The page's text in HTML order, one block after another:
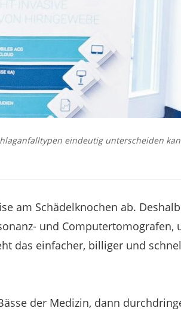
eindeutig unterscheiden
am Schädelknochen ab. Deshalb
und Computertomografen,
das einfacher, billiger und
der Medizin, dann